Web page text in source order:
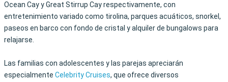
Ocean Cay y Great Stirrup Cay respectivamente, con
entretenimiento variado como tirolina, parques acuáticos, snorkel,
paseos en barco con fondo de cristal y alquiler de bungalows para
relajarse.
Las familias con adolescentes y las parejas apreciarán
especialmente Celebrity Cruises, que ofrece diversos